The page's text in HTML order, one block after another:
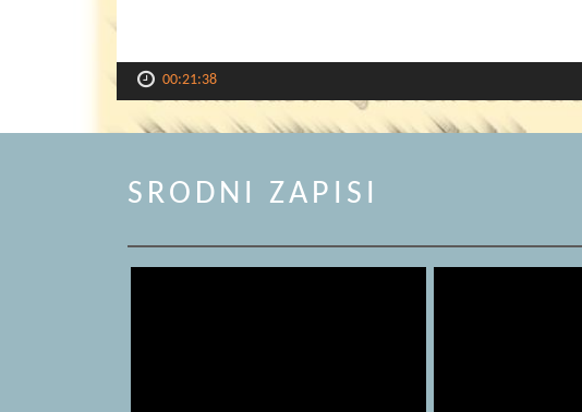
00:21:38
SRODNI ZAPISI